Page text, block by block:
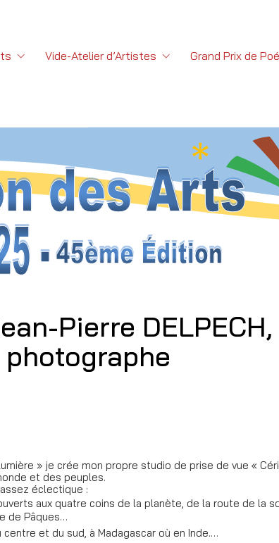
Vide-Atelier d’Artistes Grand Prix de
Pierre
photographe
» je crée mon propre studio de prise de vue «
et des peuples.
éclectique :
aux quatre coins de la planète, de la route de la
de Pâques…
centre et du sud, à Madagascar où en Inde.…